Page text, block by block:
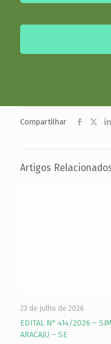
Compartilhar
Artigos
23 de julho de 2026
EDITAL N° 414/2026 –
ARACAJU – SE